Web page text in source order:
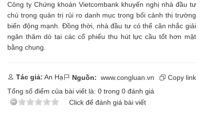
Công ty Chứng khoán Vietcombank khuyến nghị nhà đầu tư
chú trọng quản trị rủi ro danh mục trong bối cảnh thị trường
biến động mạnh. Đồng thời, nhà đầu tư có thể cân nhắc giải
ngân thăm dò tại các cổ phiếu thu hút lực cầu tốt hơn mặt
bằng chung.
Tác giả: An Hạ Nguồn: www.congluan.vn
Copy link
Tổng số điểm của bài viết là: 0 trong 0 đánh giá
Click để đánh giá bài viết